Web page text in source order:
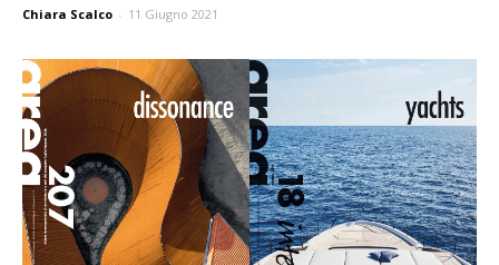
Chiara Scalco - 11 Giugno 2021